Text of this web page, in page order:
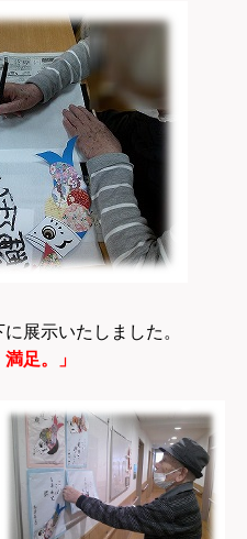
展示いたしました。
足。」